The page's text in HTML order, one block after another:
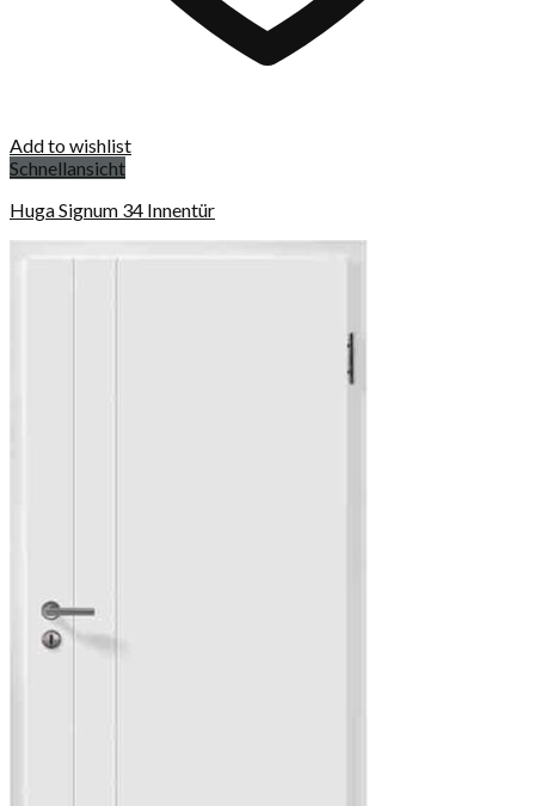
Add to wishlist
Schnellansicht
Huga Signum 34 Innentür